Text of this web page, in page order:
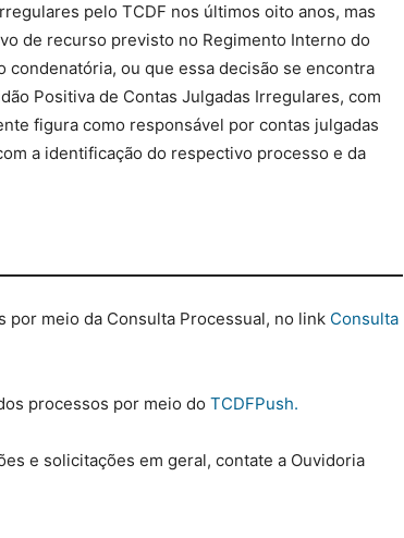
pelo TCDF nos últimos oito anos, mas
de recurso previsto no Regimento Interno do
condenatória, ou que essa decisão se encontra
Positiva de Contas Julgadas Irregulares, com
figura como responsável por contas julgadas
a identificação do respectivo processo e da
meio da Consulta Processual, no link Consulta
processos por meio do TCDFPush.
e solicitações em geral, contate a Ouvidoria